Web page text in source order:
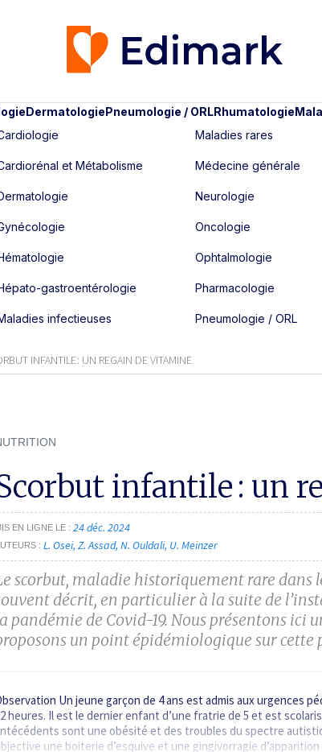
DermatologiePneumologie / ORLRhumatologie
et Métabolisme
gastroentérologie
infectieuses
Maladies rares
Médecine générale
Neurologie
Oncologie
Ophtalmologie
Pharmacologie
Pneumologie / ORL
INFANTILE : UN REGAIN DE VITAMINE
infantile : un
EN LIGNE LE 24 déc. 2024
L. Osei Z. Assad N. Ouldali U. Meinzer
scorbut, maladie historiquement rare dans
décrit, en particulier à la suite de
pandémie de Covid-19. Nous présentons ici
un point épidémiologique sur cette
Un jeune garçon de 4 ans est admis aux urgences
heures. Il est le dernier enfant d’une fratrie de 5 et est
sont une obésité et des troubles du spectre
une boiterie d’esquive et une gingivorragie